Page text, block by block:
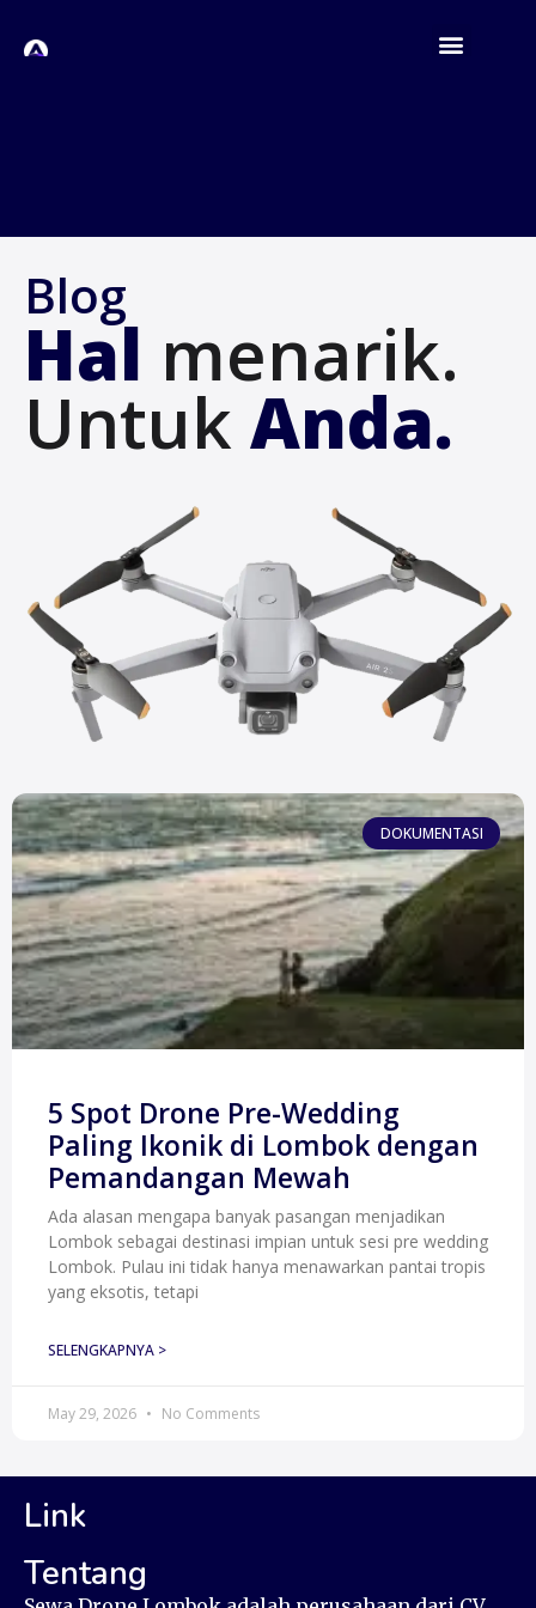
Blog
Hal menarik.
Untuk Anda.
DOKUMENTASI
5 Spot Drone Pre-Wedding
Paling Ikonik di Lombok dengan
Pemandangan Mewah
Ada alasan mengapa banyak pasangan menjadikan
Lombok sebagai destinasi impian untuk sesi pre wedding
Lombok. Pulau ini tidak hanya menawarkan pantai tropis
yang eksotis, tetapi
SELENGKAPNYA >
May 29, 2026 No Comments
Link
Tentang